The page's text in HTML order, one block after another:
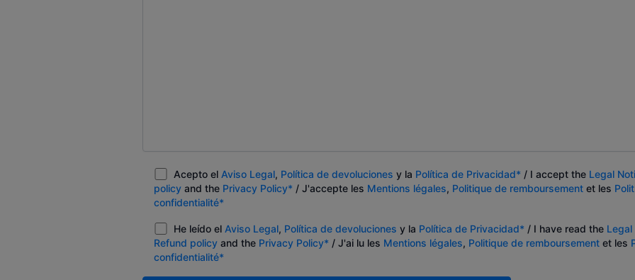
Acepto el Aviso Legal, Política de devoluciones y la Política de Privacidad* / I accept the Legal
policy and the Privacy Policy* / J'accepte les Mentions légales, Politique de remboursement et les
confidentialité*
He leído el Aviso Legal, Política de devoluciones y la Política de Privacidad* / I have read the Legal
Refund policy and the Privacy Policy* / J'ai lu les Mentions légales, Politique de remboursement et les
confidentialité*